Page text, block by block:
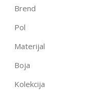
Brend
Pol
Materijal
Boja
Kolekcija